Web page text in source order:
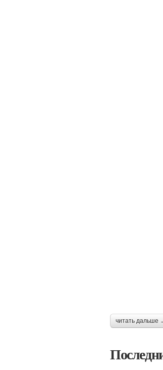
читать дальше